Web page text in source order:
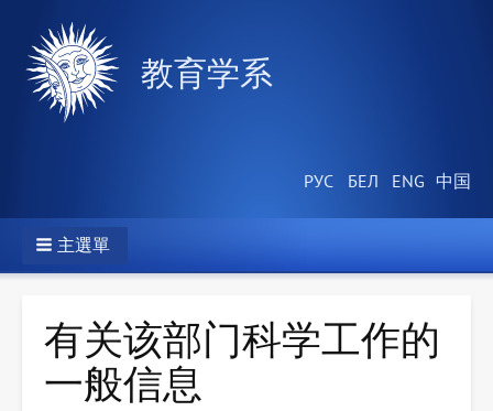
教育学系
主選單
有关该部门科学工作的
一般信息